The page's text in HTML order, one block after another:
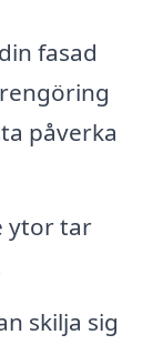
fasad
påverka
ytor tar
skilja sig